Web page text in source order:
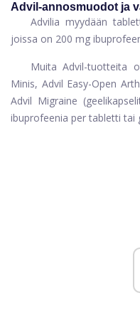
Advil-annosmuodot ja
Advilia myydään
joissa on 200 mg
Muita Advil-tuotteita
Minis, Advil Easy-Open
Advil Migraine
ibuprofeenia per tabletti tai